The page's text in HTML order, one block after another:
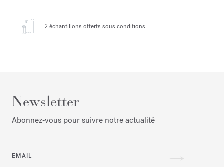
2 échantillons offerts sous conditions
Newsletter
Abonnez‑vous pour suivre notre actualité
EMAIL